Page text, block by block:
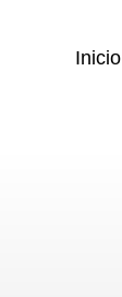
Inicio